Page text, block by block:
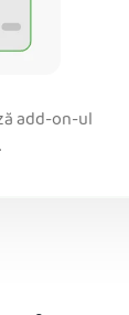
add-on-ul